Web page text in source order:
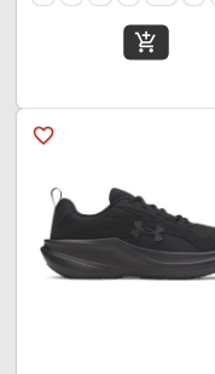
add_shopping_cart
favorite_border